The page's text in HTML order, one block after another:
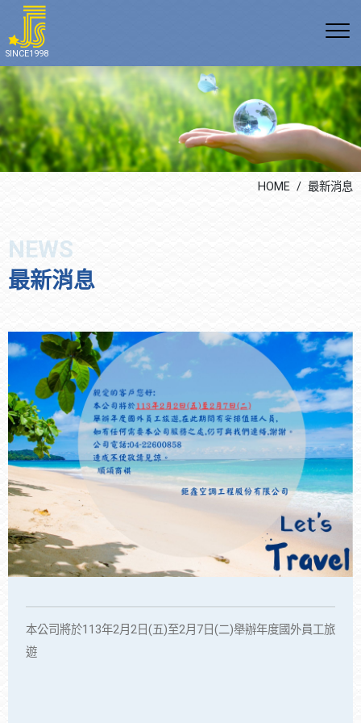
SINCE1998
公司沿革
組織架構
證照專利
勞安管理
E 環境
S 社會責任
G 公司治理
空調產品系列(多聯變頻空
調、冰水系統、熱泵空調)
空調工程系列
無塵室空調系統
機電及自動控制系統
無塵室空調
上市櫃公司
科技廠辦
公共工程
學術教育
通訊方式
最新消息
生活花絮
HOME 最新消息
最新消息
本公司將於113年2月2日(五)至2月7日(二)舉辦年度國外員工旅
遊